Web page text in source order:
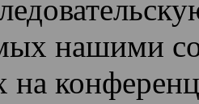
нашими
на